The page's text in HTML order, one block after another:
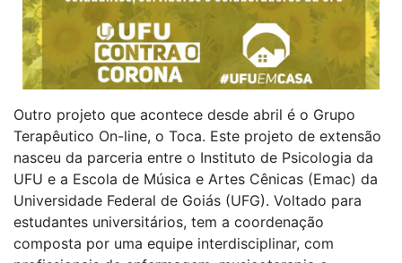
Outro projeto que acontece desde abril é o Grupo
Terapêutico On-line, o Toca. Este projeto de extensão
nasceu da parceria entre o Instituto de Psicologia da
UFU e a Escola de Música e Artes Cênicas (Emac) da
Universidade Federal de Goiás (UFG). Voltado para
estudantes universitários, tem a coordenação
composta por uma equipe interdisciplinar, com